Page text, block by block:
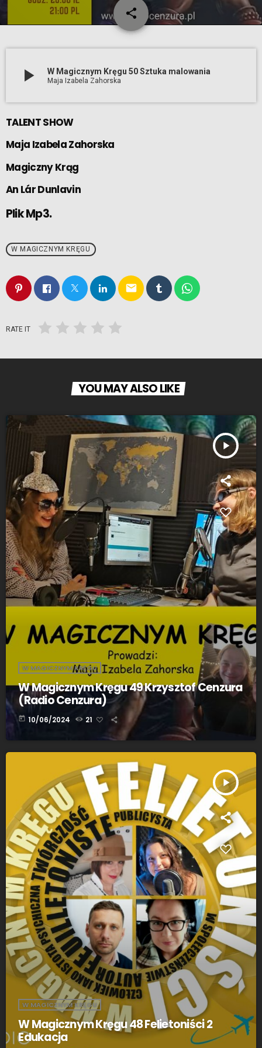
share
email
play_arrow W Magicznym Kręgu 50 Sztuka malowania
Maja Izabela Zahorska
TALENT SHOW
Maja Izabela Zahorska
Magiczny Krąg
An Lár Dunlavin
Plik Mp3.
W MAGICZNYM KRĘGU
email
RATE IT
YOU MAY ALSO LIKE
play_arrow
W MAGICZNYM KRĘGU
W Magicznym Kręgu 49 Krzysztof Cenzura
(Radio Cenzura)
today 10/06/2024 21
play_arrow
W MAGICZNYM KRĘGU
W Magicznym Kręgu 48 Felietoniści 2
Edukacja